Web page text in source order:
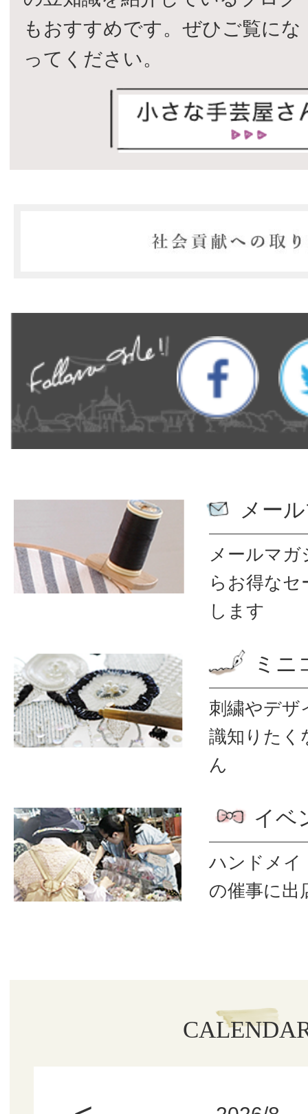
もおすすめです。ぜひご覧にな
ってください。
メー
メールマ
ら お得なセ
します
ミニ
刺繍やデザ
識知りたく
ん
イベ
ハンドメイ
の催事に出